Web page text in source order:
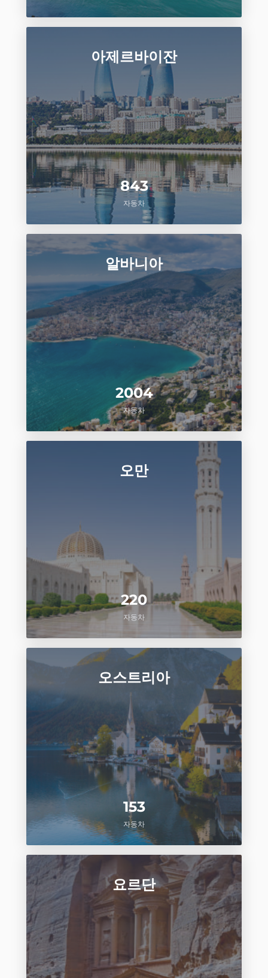
843
자동차
아제르바이잔
2004
자동차
알바니아
220
자동차
오만
153
자동차
오스트리아
요르단